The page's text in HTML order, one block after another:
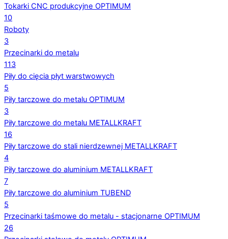
Tokarki CNC produkcyjne OPTIMUM
10
Roboty
3
Przecinarki do metalu
113
Piły do cięcia płyt warstwowych
5
Piły tarczowe do metalu OPTIMUM
3
Piły tarczowe do metalu METALLKRAFT
16
Piły tarczowe do stali nierdzewnej METALLKRAFT
4
Piły tarczowe do aluminium METALLKRAFT
7
Piły tarczowe do aluminium TUBEND
5
Przecinarki taśmowe do metalu - stacjonarne OPTIMUM
26